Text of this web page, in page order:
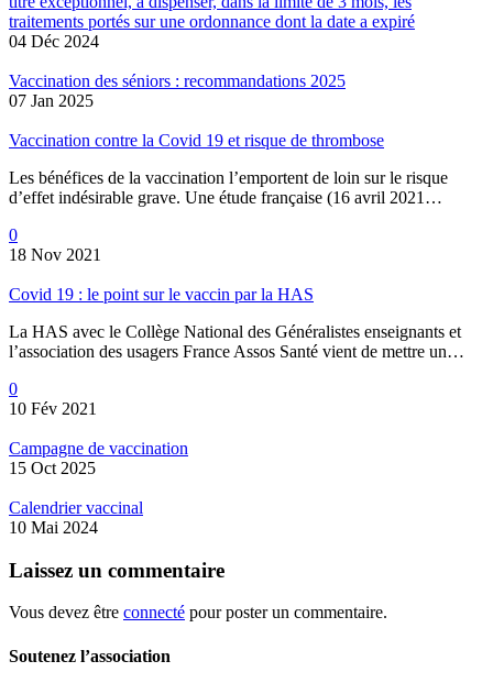
traitements portés sur une ordonnance dont la date a expiré
04 Déc 2024
Vaccination des séniors : recommandations 2025
07 Jan 2025
Vaccination contre la Covid 19 et risque de thrombose
Les bénéfices de la vaccination l’emportent de loin sur le risque
d’effet indésirable grave. Une étude française (16 avril 2021…
0
18 Nov 2021
Covid 19 : le point sur le vaccin par la HAS
La HAS avec le Collège National des Généralistes enseignants et
l’association des usagers France Assos Santé vient de mettre un…
0
10 Fév 2021
Campagne de vaccination
15 Oct 2025
Calendrier vaccinal
10 Mai 2024
Laissez un commentaire
Vous devez être connecté pour poster un commentaire.
Soutenez l’association